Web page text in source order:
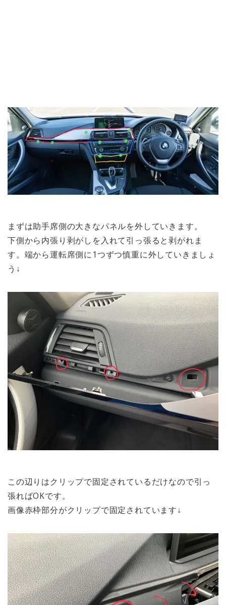
まずは助手席側の大きなパネルを外していきます。
下側から内張り剥がしを入れて引っ張ると剥がれま
す。端から運転席側に1つずつ慎重に外していきましょ
う↓
この辺りはクリップで固定されているだけなので引っ
張ればOKです。
画像赤枠部分がクリップで固定されています↓